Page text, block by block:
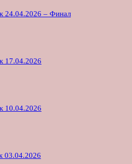
24.04.2026 – Финал
17.04.2026
10.04.2026
03.04.2026